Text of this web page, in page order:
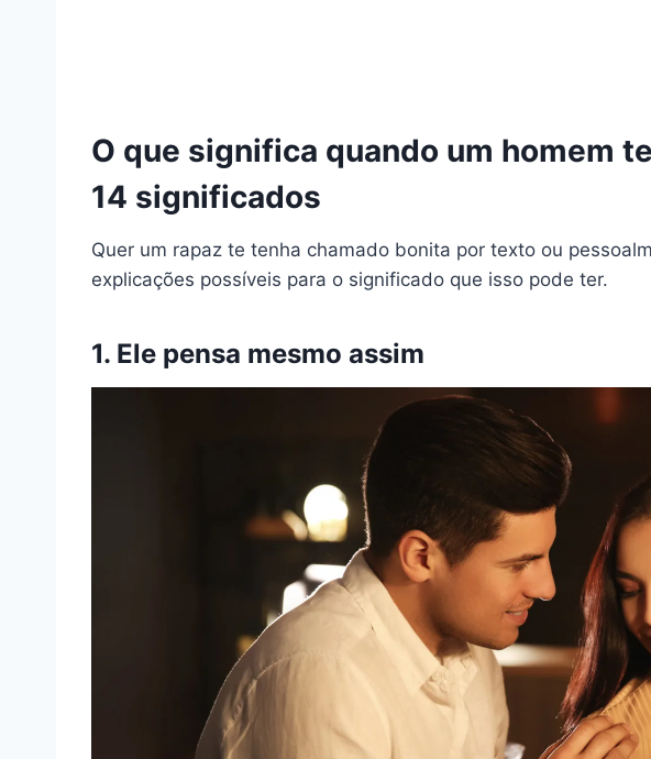
O que significa quando um homem
14 significados
Quer um rapaz te tenha chamado bonita por texto ou
explicações possíveis para o significado que isso pode ter.
1. Ele pensa mesmo assim